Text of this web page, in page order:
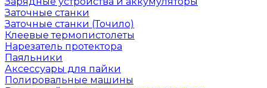
Заточные станки
Заточные станки (Точило)
Клеевые термопистолеты
Нарезатель протектора
Паяльники
Аксессуары для пайки
Полировальные машины